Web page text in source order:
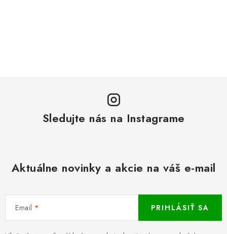
Sledujte nás na Instagrame
Aktuálne novinky a akcie na váš e-mail
Email PRIHLÁSIŤ SA